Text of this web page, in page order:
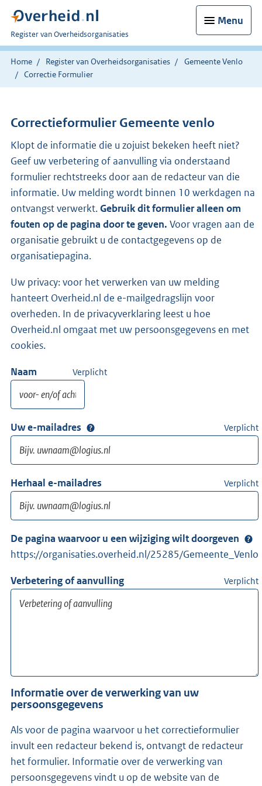
Menu
U
bent
nu
hier:
Register van Overheidsorganisaties
Home Register van Overheidsorganisaties
Gemeente Venlo
Correctie Formulier
Correctieformulier Gemeente venlo
Klopt de informatie die u zojuist bekeken heeft niet?
Geef uw verbetering of aanvulling via onderstaand
formulier rechtstreeks door aan de redacteur van die
informatie. Uw melding wordt binnen 10 werkdagen na
ontvangst verwerkt.Gebruik dit formulier alleen om
fouten op de pagina door te geven. Voor vragen aan de
organisatie gebruikt u de contactgegevens op de
organisatiepagina.
Uw privacy: voor het verwerken van uw melding
hanteert Overheid.nl de e-mailgedragslijn voor
overheden. In de privacyverklaring leest u hoe
Overheid.nl omgaat met uw persoonsgegevens en met
cookies.
Naam Verplicht
Uw e-mailadres Verplicht
Herhaal e-mailadres Verplicht
De pagina waarvoor u een wijziging wilt doorgeven
https://organisaties.overheid.nl/25285/Gemeente_Venlo
Verbetering of aanvulling Verplicht
Informatie over de verwerking van uw
persoonsgegevens
Als voor de pagina waarvoor u het correctieformulier
invult een redacteur bekend is, ontvangt de redacteur
het formulier. Informatie over de verwerking van
persoonsgegevens vindt u op de website van de